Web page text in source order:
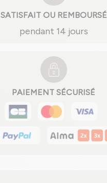
SATISFAIT OU REMBOURSÉ
pendant 14 jours
PAIEMENT SÉCURISÉ